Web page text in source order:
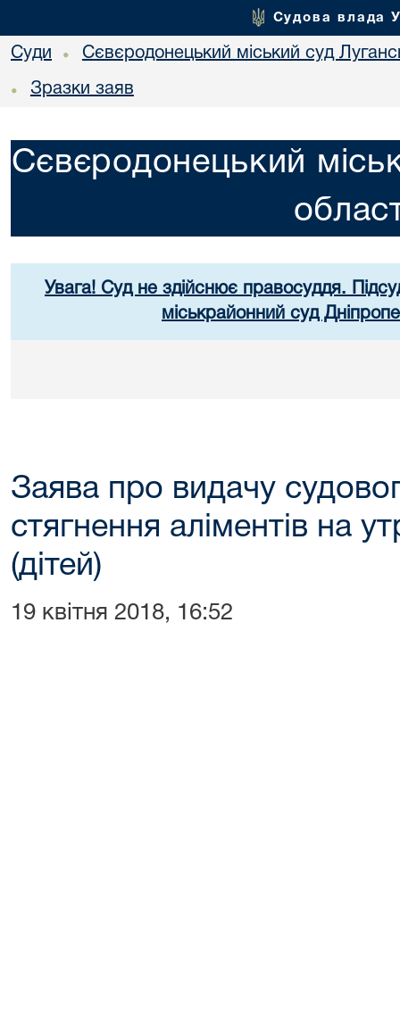
Судова влада
Суди • Сєвєродонецький міський суд
• Зразки заяв
Сєвєродонецький
Увага! Суд не здійснює правосуддя.
міськрайонний суд
Заява про видачу
стягнення аліментів на
(дітей)
19 квітня 2018, 16:52